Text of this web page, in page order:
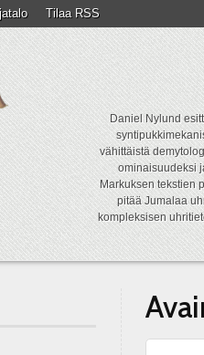
Tilaa RSS
Daniel Nylund
vähittäistä
ominaisuudeksi
Markuksen tekstien
pitää Jumalaa
kompleksisen